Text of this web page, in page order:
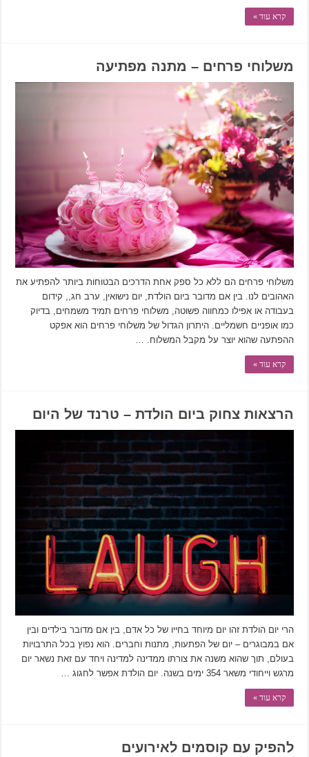
קרא עוד »
משלוחי פרחים – מתנה מפתיעה
משלוחי פרחים הם ללא כל ספק אחת הדרכים הבטוחות ביותר להפתיע את
האהובים לנו. בין אם מדובר ביום הולדת, יום נישואין, ערב חג,, קידום
בעבודה או אפילו כמחווה פשוטה, משלוחי פרחים תמיד משמחים, בדיוק
כמו אופניים חשמליים. היתרון הגדול של משלוחי פרחים הוא אפקט
ההפתעה שהוא יוצר על מקבל המשלוח. …
קרא עוד »
הרצאות צחוק ביום הולדת – טרנד של היום
הרי יום הולדת זהו יום מיוחד בחייו של כל אדם, בין אם מדובר בילדים ובין
אם במבוגרים – יום של הפתעות, מתנות וחברים. הוא נפוץ בכל התרבויות
בעולם, תוך שהוא משנה את צורתו ממדינה למדינה ויחד עם זאת נשאר יום
מרגש וייחודי משאר 354 ימים בשנה. יום הולדת אפשר לחגוג …
קרא עוד »
להפיק עם קוסמים לאירועים